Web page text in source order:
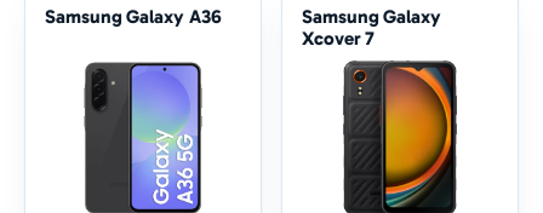
Samsung Galaxy A36
Samsung Galaxy
Xcover 7